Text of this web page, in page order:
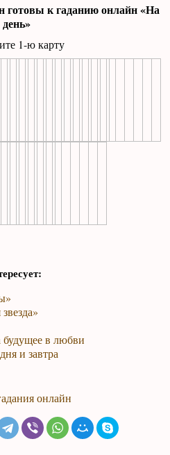
к гаданию онлайн «На
день»
1-ю карту
в любви
и завтра
онлайн